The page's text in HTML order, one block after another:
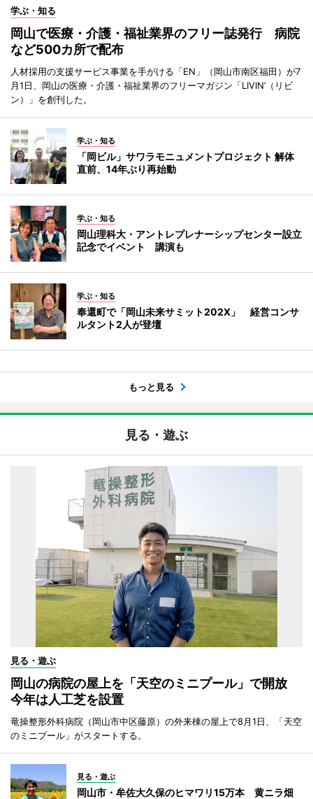
学ぶ・知る
岡山で医療・介護・福祉業界のフリー誌発行 病院
など500カ所で配布
人材採用の支援サービス事業を手がける「EN」（岡山市南区福田）が7
月1日、岡山の医療・介護・福祉業界のフリーマガジン「LIVIN’（リビ
ン）」を創刊した。
学ぶ・知る
「岡ビル」サワラモニュメントプロジェクト 解体
直前、14年ぶり再始動
学ぶ・知る
岡山理科大・アントレプレナーシップセンター設立
記念でイベント 講演も
学ぶ・知る
奉還町で「岡山未来サミット202X」 経営コンサ
ルタント2人が登壇
もっと見る
見る・遊ぶ
見る・遊ぶ
岡山の病院の屋上を「天空のミニプール」で開放
今年は人工芝を設置
竜操整形外科病院（岡山市中区藤原）の外来棟の屋上で8月1日、「天空
のミニプール」がスタートする。
見る・遊ぶ
岡山市・牟佐大久保のヒマワリ15万本 黄ニラ畑